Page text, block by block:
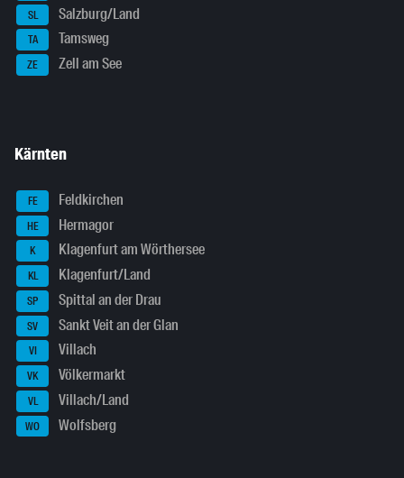
SL Salzburg/Land
TA Tamsweg
ZE Zell am See
Kärnten
FE Feldkirchen
HE Hermagor
K Klagenfurt am Wörthersee
KL Klagenfurt/Land
SP Spittal an der Drau
SV Sankt Veit an der Glan
VI Villach
VK Völkermarkt
VL Villach/Land
WO Wolfsberg